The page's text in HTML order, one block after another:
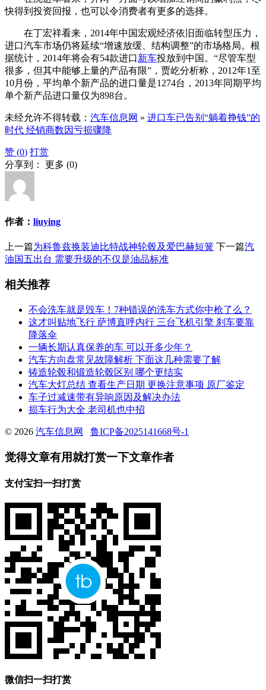
快得到投资回报，也可以令消费者有更多的选择。
在丁宏祥看来，2014年中国宏观经济依旧面临转型压力，
进口汽车市场仍将延续“增速放缓、结构调整”的市场格局。根
据统计，2014年将会有54款进口新车投放到中国。“尽管车型
很多，但其中能够上量的产品有限”，贾屹分析称，2012年1至
10月份，平均单个新产品的进口量是1274台，2013年同期平均
单个新产品进口量仅为898台。
未经允许不得转载： 汽车信息网 » 进口车已告别“躺着挣钱”的
时代 经销商数因亏损骤降
赞 (0) 打赏
分享到： 更多 (0)
作者： liuying
上一篇为科鲁兹换装迪比特战神轮毂及爱巴赫短簧 下一篇汽
油国五出台 需要升级的不仅是油品标准
相关推荐
不会洗车就是毁车！7种错误的洗车方式你中枪了么？
这才叫贴地飞行 萨博直呼内行 三台飞机引擎 刹车要靠
降落伞
一辆长期认真保养的车 可以开多少年？
汽车方向盘常见故障解析 下面这几种需要了解
铸造轮毂和锻造轮毂区别 哪个更结实
汽车大灯总结 查看生产日期 更换注意事项 原厂鉴定
车子过减速带有异响原因及解决办法
损车行为大全 老司机也中招
© 2026 汽车信息网 鲁ICP备2025141668号-1
觉得文章有用就打赏一下文章作者
支付宝扫一扫打赏
微信扫一扫打赏